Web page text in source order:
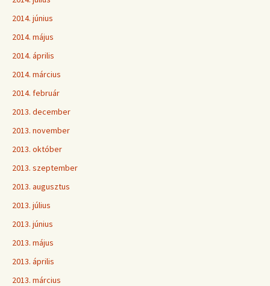
2014. június
2014. május
2014. április
2014. március
2014. február
2013. december
2013. november
2013. október
2013. szeptember
2013. augusztus
2013. július
2013. június
2013. május
2013. április
2013. március